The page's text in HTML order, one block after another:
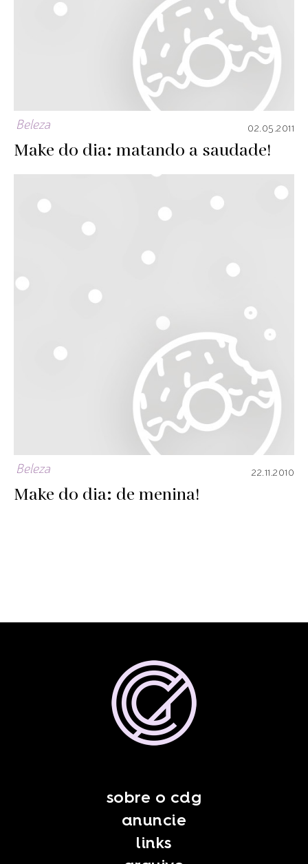
Beleza 02.05.2011
Make do dia: matando a saudade!
Beleza 22.11.2010
Make do dia: de menina!
sobre o cdg
anuncie
links